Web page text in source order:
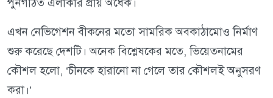
পুনর্গঠিত এলাকার প্রায় অর্ধেক।
এখন নেভিগেশন বীকনের মতো সামরিক অবকাঠামোও নির্মাণ
শুরু করেছে দেশটি। অনেক বিশ্লেষকের মতে, ভিয়েতনামের
কৌশল হলো, ‘চীনকে হারানো না গেলে তার কৌশলই অনুসরণ
করা।’